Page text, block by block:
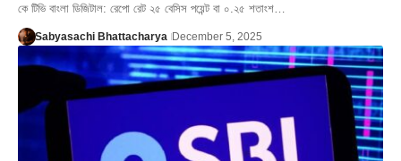
কে টিভি বাংলা ডিজিটাল: রেপো রেট ২৫ বেসিস পয়েন্ট বা ০.২৫ শতাংশ…
Sabyasachi Bhattacharya December 5, 2025